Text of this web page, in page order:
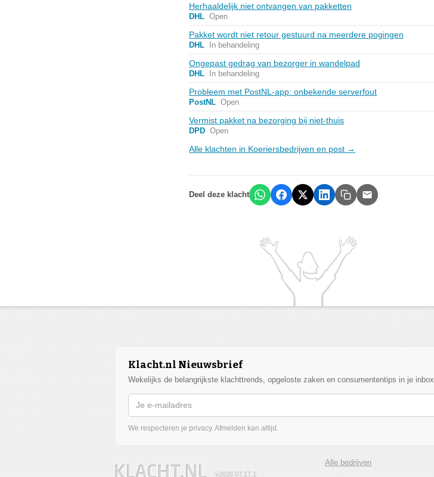
Herhaaldelijk niet ontvangen van pakketten
DHL Open
Pakket wordt niet retour gestuurd na meerdere pogingen
DHL In behandeling
Ongepast gedrag van bezorger in wandelpad
DHL In behandeling
Probleem met PostNL-app: onbekende serverfout
PostNL Open
Vermist pakket na bezorging bij niet-thuis
DPD Open
Alle klachten in Koeriersbedrijven en post →
Deel deze klacht
Klacht.nl Nieuwsbrief
Wekelijks de belangrijkste klachttrends, opgeloste zaken en consumententips in je inbox.
We respecteren je privacy. Afmelden kan altijd.
Alle bedrijven
v2026.07.17.1